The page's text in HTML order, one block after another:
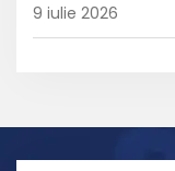
9 iulie 2026